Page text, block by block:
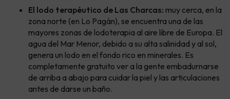
El lodo terapéutico de Las Charcas: muy cerca, en la
zona norte (en Lo Pagán), se encuentra una de las
mayores zonas de lodoterapia al aire libre de Europa. El
agua del Mar Menor, debido a su alta salinidad y al sol,
genera un lodo en el fondo rico en minerales. Es
completamente gratuito ver a la gente embadurnarse
de arriba a abajo para cuidar la piel y las articulaciones
antes de darse un baño.